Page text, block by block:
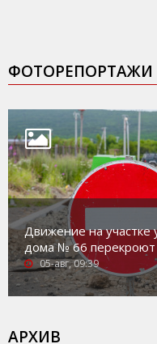
ФОТОРЕПОРТАЖИ
Движение на участке
дома № 66 перекроют
05-авг, 09:39
АРХИВ